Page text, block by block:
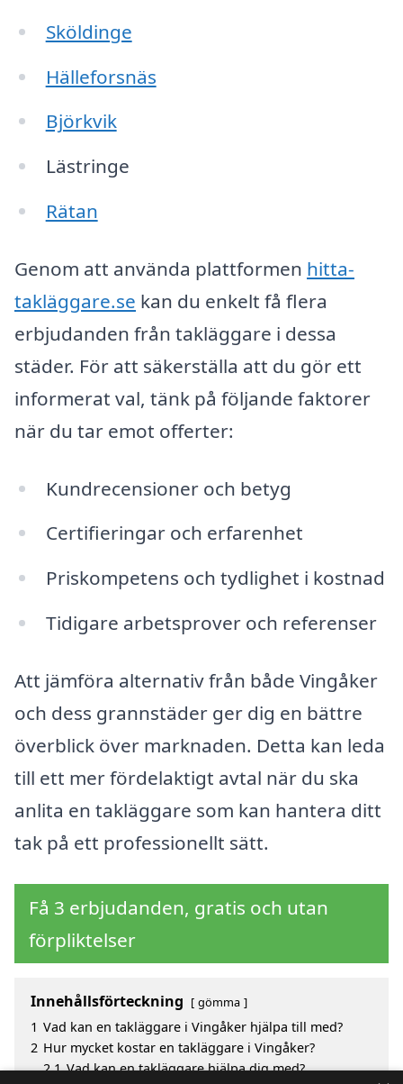
Sköldinge
Hälleforsnäs
Björkvik
Lästringe
Rätan
Genom att använda plattformen hitta-
takläggare.se kan du enkelt få flera
erbjudanden från takläggare i dessa
städer. För att säkerställa att du gör ett
informerat val, tänk på följande faktorer
när du tar emot offerter:
Kundrecensioner och betyg
Certifieringar och erfarenhet
Priskompetens och tydlighet i kostnad
Tidigare arbetsprover och referenser
Att jämföra alternativ från både Vingåker
och dess grannstäder ger dig en bättre
överblick över marknaden. Detta kan leda
till ett mer fördelaktigt avtal när du ska
anlita en takläggare som kan hantera ditt
tak på ett professionellt sätt.
Få 3 erbjudanden, gratis och utan
förpliktelser
Innehållsförteckning gömma
1 Vad kan en takläggare i Vingåker hjälpa till med?
2 Hur mycket kostar en takläggare i Vingåker?
2.1 Vad kan en takläggare hjälpa dig med?